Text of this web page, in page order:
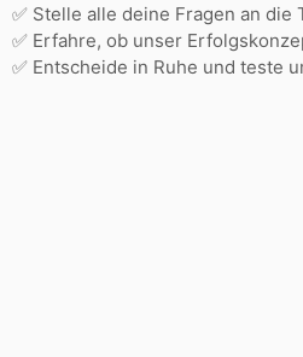
✅ Stelle alle deine Fragen an die
✅ Erfahre, ob unser
✅ Entscheide in Ruhe und teste